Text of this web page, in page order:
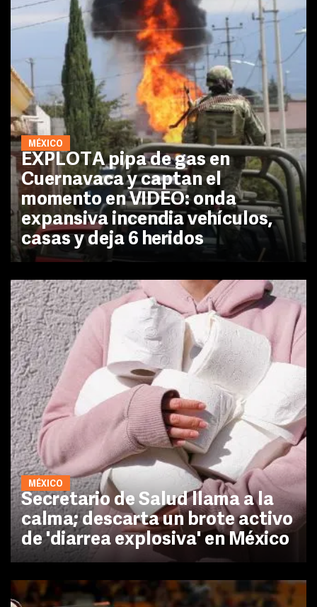
MÉXICO
EXPLOTA pipa de gas en
Cuernavaca y captan el
momento en VIDEO: onda
expansiva incendia vehículos,
casas y deja 6 heridos
MÉXICO
Secretario de Salud llama a la
calma; descarta un brote activo
de 'diarrea explosiva' en México